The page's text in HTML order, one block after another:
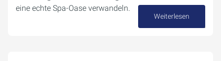
eine echte Spa-Oase verwandeln.
Weiterlesen